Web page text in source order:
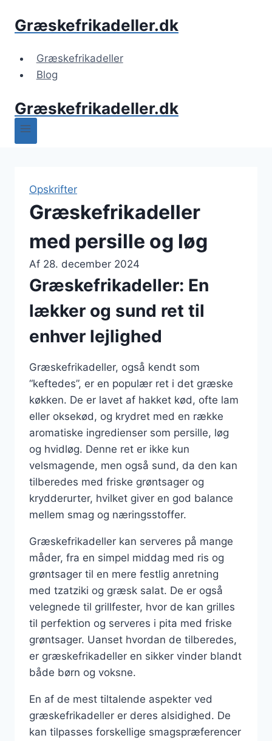
Græskefrikadeller.dk
Græskefrikadeller
Blog
Græskefrikadeller.dk
Opskrifter
Græskefrikadeller
med persille og løg
Af 28. december 2024
Græskefrikadeller: En
lækker og sund ret til
enhver lejlighed
Græskefrikadeller, også kendt som
“keftedes”, er en populær ret i det græske
køkken. De er lavet af hakket kød, ofte lam
eller oksekød, og krydret med en række
aromatiske ingredienser som persille, løg
og hvidløg. Denne ret er ikke kun
velsmagende, men også sund, da den kan
tilberedes med friske grøntsager og
krydderurter, hvilket giver en god balance
mellem smag og næringsstoffer.
Græskefrikadeller kan serveres på mange
måder, fra en simpel middag med ris og
grøntsager til en mere festlig anretning
med tzatziki og græsk salat. De er også
velegnede til grillfester, hvor de kan grilles
til perfektion og serveres i pita med friske
grøntsager. Uanset hvordan de tilberedes,
er græskefrikadeller en sikker vinder blandt
både børn og voksne.
En af de mest tiltalende aspekter ved
græskefrikadeller er deres alsidighed. De
kan tilpasses forskellige smagspræferencer